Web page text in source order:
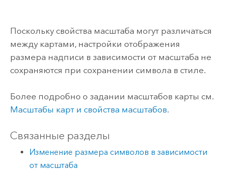
Поскольку свойства масштаба могут различаться
между картами, настройки отображения
размера надписи в зависимости от масштаба не
сохраняются при сохранении символа в стиле.
Более подробно о задании масштабов карты см.
Масштабы карт и свойства масштабов.
Связанные разделы
Изменение размера символов в зависимости
от масштаба